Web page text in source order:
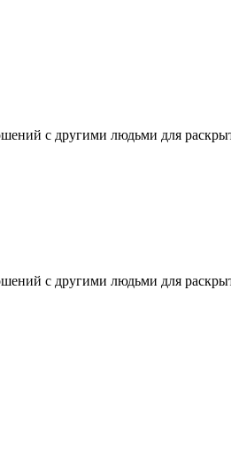
с другими людьми для
с другими людьми для